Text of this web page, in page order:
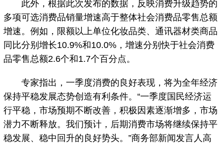
此外，根据此次发布的数据，反映消费升级趋势的
多项可选消费品销量增速高于整体社会消费品零售总额
增速。例如，限额以上单位化妆品类、通讯器材类商品
同比分别增长10.9%和10.0%，增速分别快于社会消费
品零售总额2.6个和1.7个百分点。
专家指出，一季度消费的良好表现，将为全年经济
保持平稳发展态势创造有利条件。“一季度国民经济运
行平稳，市场预期不断改善，积极因素逐渐增多，市场
潜力不断释放。我们预计，后期消费市场将继续保持平
稳发展、稳中回升的良好势头。”商务部新闻发言人高